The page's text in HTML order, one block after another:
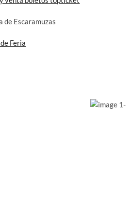
de Escaramuzas
Feria